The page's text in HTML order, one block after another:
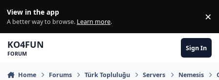
View in the app
A better way to browse. Learn more. ×
KO4FUN
FORUM
Sign In
Home Forums Türk Topluluğu Servers Nemesis